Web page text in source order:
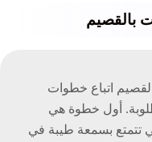
بالقصيم
اتباع خطوات
أول خطوة هي
تتمتع بسمعة طيبة في